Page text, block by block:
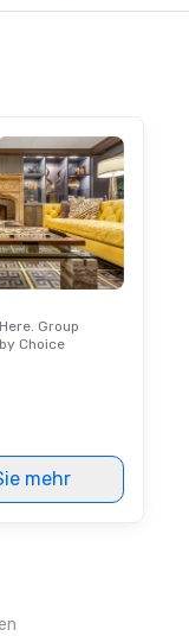
services
Group
Choice
mehr